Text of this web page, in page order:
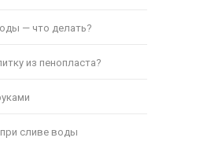
— что делать?
из пенопласта?
сливе воды